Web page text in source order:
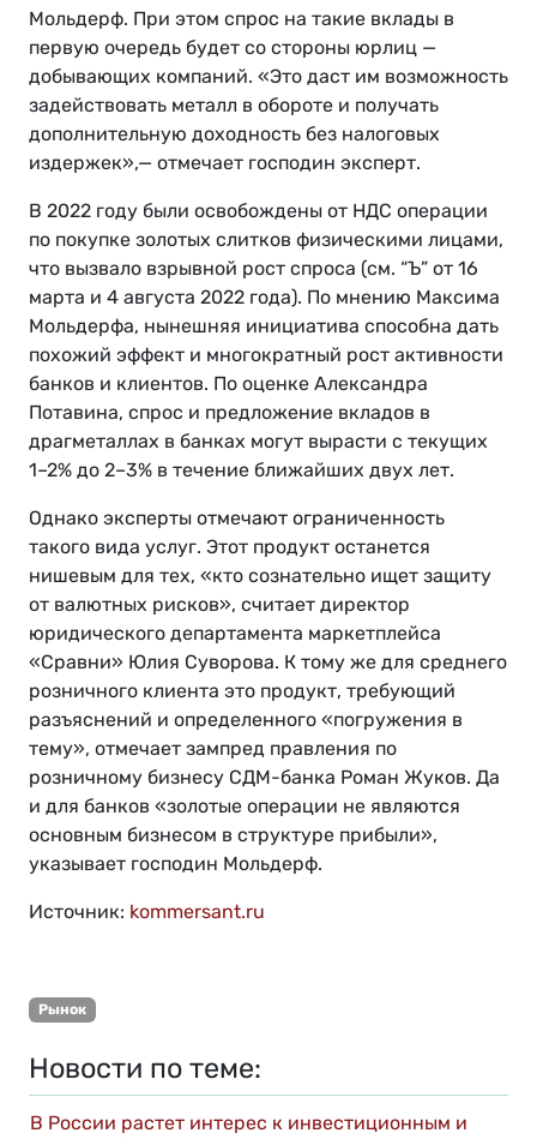
Мольдерф. При этом спрос на такие вклады в
первую очередь будет со стороны юрлиц —
добывающих компаний. «Это даст им возможность
задействовать металл в обороте и получать
дополнительную доходность без налоговых
издержек»,— отмечает господин эксперт.
В 2022 году были освобождены от НДС операции
по покупке золотых слитков физическими лицами,
что вызвало взрывной рост спроса (см. “Ъ” от 16
марта и 4 августа 2022 года). По мнению Максима
Мольдерфа, нынешняя инициатива способна дать
похожий эффект и многократный рост активности
банков и клиентов. По оценке Александра
Потавина, спрос и предложение вкладов в
драгметаллах в банках могут вырасти с текущих
1–2% до 2–3% в течение ближайших двух лет.
Однако эксперты отмечают ограниченность
такого вида услуг. Этот продукт останется
нишевым для тех, «кто сознательно ищет защиту
от валютных рисков», считает директор
юридического департамента маркетплейса
«Сравни» Юлия Суворова. К тому же для среднего
розничного клиента это продукт, требующий
разъяснений и определенного «погружения в
тему», отмечает зампред правления по
розничному бизнесу СДМ-банка Роман Жуков. Да
и для банков «золотые операции не являются
основным бизнесом в структуре прибыли»,
указывает господин Мольдерф.
Источник: kommersant.ru
Рынок
Новости по теме:
В России растет интерес к инвестиционным и